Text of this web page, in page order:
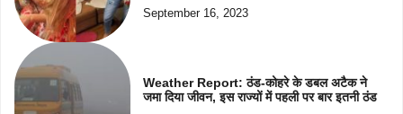
September 16, 2023
Weather Report: ठंड-कोहरे के डबल अटैक ने
जमा दिया जीवन, इस राज्यों में पहली पर बार इतनी ठंड